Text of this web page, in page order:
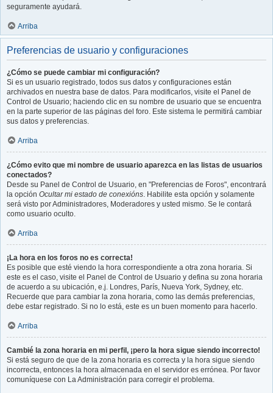
seguramente ayudará.
Arriba
Preferencias de usuario y configuraciones
¿Cómo se puede cambiar mi configuración?
Si es un usuario registrado, todos sus datos y configuraciones están
archivados en nuestra base de datos. Para modificarlos, visite el Panel de
Control de Usuario; haciendo clic en su nombre de usuario que se encuentra
en la parte superior de las páginas del foro. Este sistema le permitirá cambiar
sus datos y preferencias.
Arriba
¿Cómo evito que mi nombre de usuario aparezca en las listas de usuarios
conectados?
Desde su Panel de Control de Usuario, en "Preferencias de Foros", encontrará
la opción Ocultar mi estado de conexións. Habilite esta opción y solamente
será visto por Administradores, Moderadores y usted mismo. Se le contará
como usuario oculto.
Arriba
¡La hora en los foros no es correcta!
Es posible que esté viendo la hora correspondiente a otra zona horaria. Si
este es el caso, visite el Panel de Control de Usuario y defina su zona horaria
de acuerdo a su ubicación, e.j. Londres, París, Nueva York, Sydney, etc.
Recuerde que para cambiar la zona horaria, como las demás preferencias,
debe estar registrado. Si no lo está, este es un buen momento para hacerlo.
Arriba
Cambié la zona horaria en mi perfil, ¡pero la hora sigue siendo incorrecto!
Si está seguro de que de la zona horaria es correcta y la hora sigue siendo
incorrecta, entonces la hora almacenada en el servidor es errónea. Por favor
comuníquese con La Administración para corregir el problema.